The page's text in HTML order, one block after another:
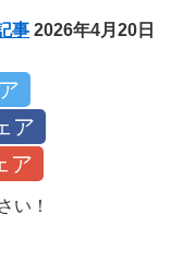
事 2026年4月20日
ア
ア
い！